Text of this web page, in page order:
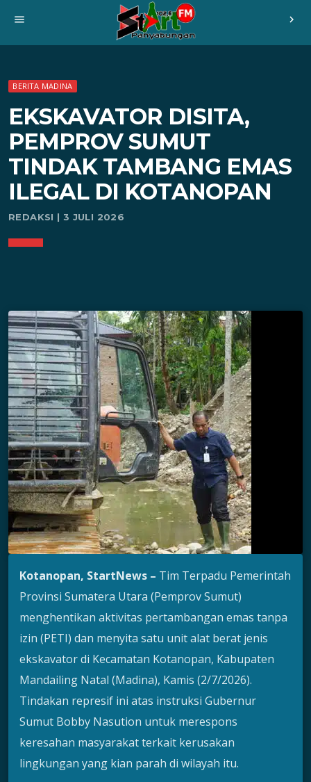
menu chevron_right
BERITA MADINA
EKSKAVATOR DISITA,
PEMPROV SUMUT
TINDAK TAMBANG EMAS
ILEGAL DI KOTANOPAN
REDAKSI | 3 JULI 2026
Kotanopan, StartNews – Tim Terpadu Pemerintah
Provinsi Sumatera Utara (Pemprov Sumut)
menghentikan aktivitas pertambangan emas tanpa
izin (PETI) dan menyita satu unit alat berat jenis
ekskavator di Kecamatan Kotanopan, Kabupaten
Mandailing Natal (Madina), Kamis (2/7/2026).
Tindakan represif ini atas instruksi Gubernur
Sumut Bobby Nasution untuk merespons
keresahan masyarakat terkait kerusakan
lingkungan yang kian parah di wilayah itu.